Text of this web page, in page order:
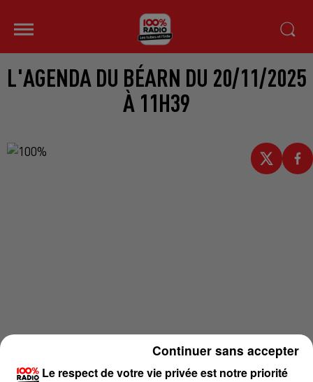
L'AGENDA DU BÉARN DU 20/11/2025
À 11H39
Le respect de votre vie privée est notre priorité
Continuer sans accepter